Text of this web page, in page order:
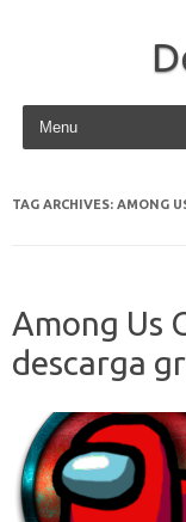
Skip to content
TAG ARCHIVES: AMONG
Among Us
descarga